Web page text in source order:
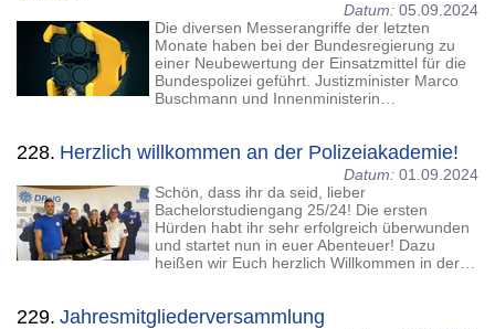
Datum: 05.09.2024
Die diversen Messerangriffe der letzten
Monate haben bei der Bundesregierung zu
einer Neubewertung der Einsatzmittel für die
Bundespolizei geführt. Justizminister Marco
Buschmann und Innenministerin…
228. Herzlich willkommen an der Polizeiakademie!
Datum: 01.09.2024
Schön, dass ihr da seid, lieber
Bachelorstudiengang 25/24! Die ersten
Hürden habt ihr sehr erfolgreich überwunden
und startet nun in euer Abenteuer! Dazu
heißen wir Euch herzlich Willkommen in der…
229. Jahresmitgliederversammlung